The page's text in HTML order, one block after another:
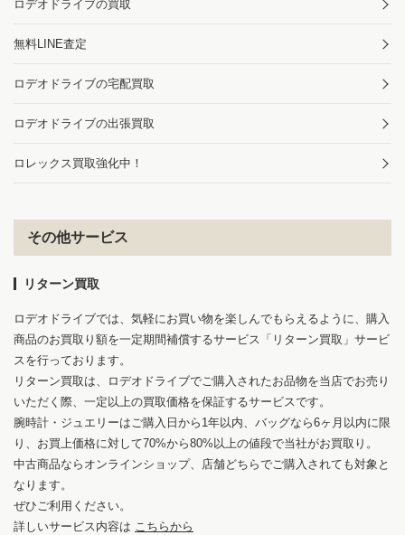
ロデオドライブの買取
無料LINE査定
ロデオドライブの宅配買取
ロデオドライブの出張買取
ロレックス買取強化中！
その他サービス
リターン買取
ロデオドライブでは、気軽にお買い物を楽しんでもらえるように、購入
商品のお買取り額を一定期間補償するサービス「リターン買取」サービ
スを行っております。
リターン買取は、ロデオドライブでご購入されたお品物を当店でお売り
いただく際、一定以上の買取価格を保証するサービスです。
腕時計・ジュエリーはご購入日から1年以内、バッグなら6ヶ月以内に限
り、お買上価格に対して70%から80%以上の値段で当社がお買取り。
中古商品ならオンラインショップ、店舗どちらでご購入されても対象と
なります。
ぜひご利用ください。
詳しいサービス内容は こちらから